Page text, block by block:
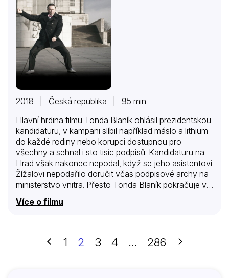
2018 | Česká republika | 95 min
Hlavní hrdina filmu Tonda Blaník ohlásil prezidentskou
kandidaturu, v kampani slíbil například máslo a lithium
do každé rodiny nebo korupci dostupnou pro
všechny a sehnal i sto tisíc podpisů. Kandidaturu na
Hrad však nakonec nepodal, když se jeho asistentovi
Žížalovi nepodařilo doručit včas podpisové archy na
ministerstvo vnitra. Přesto Tonda Blaník pokračuje ve
snaze zachránit českou zemi a ukázat jejím
obyvatelům, jak se mít líp. Celovečerní film navazuje
Více o filmu
Předchozí
1 2 3 4 … 286 Další